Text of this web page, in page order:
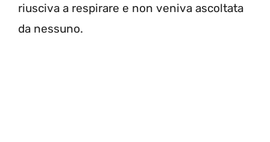
riusciva a respirare e non veniva ascoltata
da nessuno.